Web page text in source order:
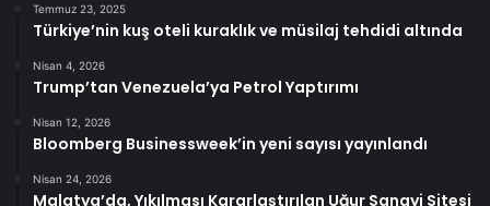
Temmuz 23, 2025
Türkiye’nin kuş oteli kuraklık ve müsilaj tehdidi altında
Nisan 4, 2026
Trump’tan Venezuela’ya Petrol Yaptırımı
Nisan 12, 2026
Bloomberg Businessweek’in yeni sayısı yayınlandı
Nisan 24, 2026
Malatya’da, Yıkılması Kararlaştırılan Uğur Sanayi Sitesi